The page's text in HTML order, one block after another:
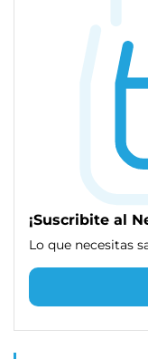
¡Suscribite al
Lo que necesitas